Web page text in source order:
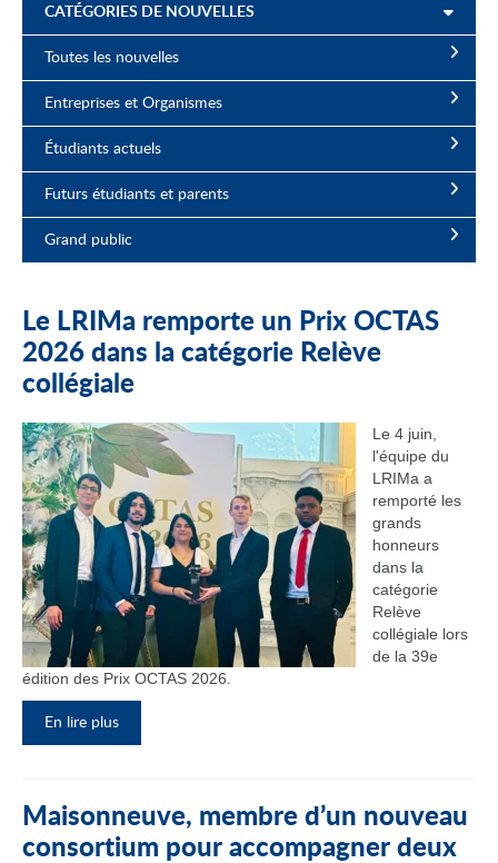
CATÉGORIES DE NOUVELLES
Toutes les nouvelles
Entreprises et Organismes
Étudiants actuels
Futurs étudiants et parents
Grand public
Le LRIMa remporte un Prix OCTAS
2026 dans la catégorie Relève
collégiale
Le 4 juin,
l'équipe du
LRIMa a
remporté les
grands
honneurs
dans la
catégorie
Relève
collégiale lors
de la 39e
édition des Prix OCTAS 2026.
En lire plus
Maisonneuve, membre d’un nouveau
consortium pour accompagner deux